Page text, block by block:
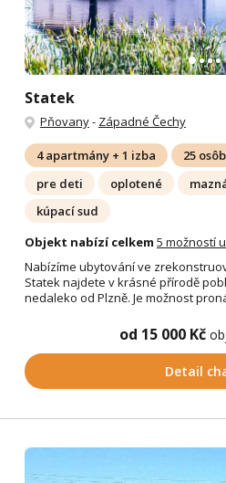
Statek
Pňovany- Západné Čechy
4 apartmány + 1 izba 25 osôb
pre deti
oplotené
kúpací sud
Objekt nabízí celkem 5 možností
Nabízíme ubytování ve
Statek najdete v krásné přírodě
nedaleko od Plzně. Je možnost
od 15 000 Kč
Detail